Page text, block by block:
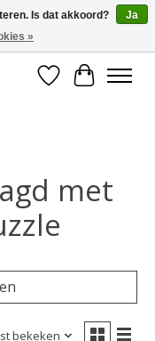
ons assortiment
Verlanglijst
met
bekeken
Is dat akkoord?
Ja
»